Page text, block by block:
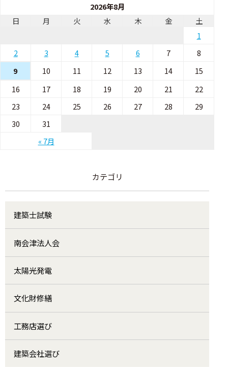
2026年8月
日
月 火 水 木 金 土
« 7月
1
2
3 4 5 6 7
8
9
10 11 12 13 14
15
16
17 18 19 20 21
22
23
24 25 26 27 28
29
30
31
カテゴリ
建築士試験
南会津法人会
太陽光発電
文化財修繕
工務店選び
建築会社選び